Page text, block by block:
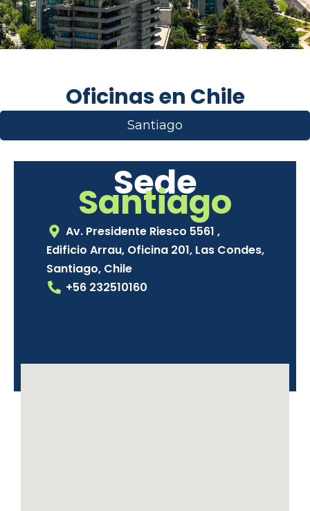
Oficinas en Chile
Santiago
Sede
Santiago
Av. Presidente Riesco 5561 ,
Edificio Arrau, Oficina 201, Las Condes,
Santiago, Chile
+56 232510160